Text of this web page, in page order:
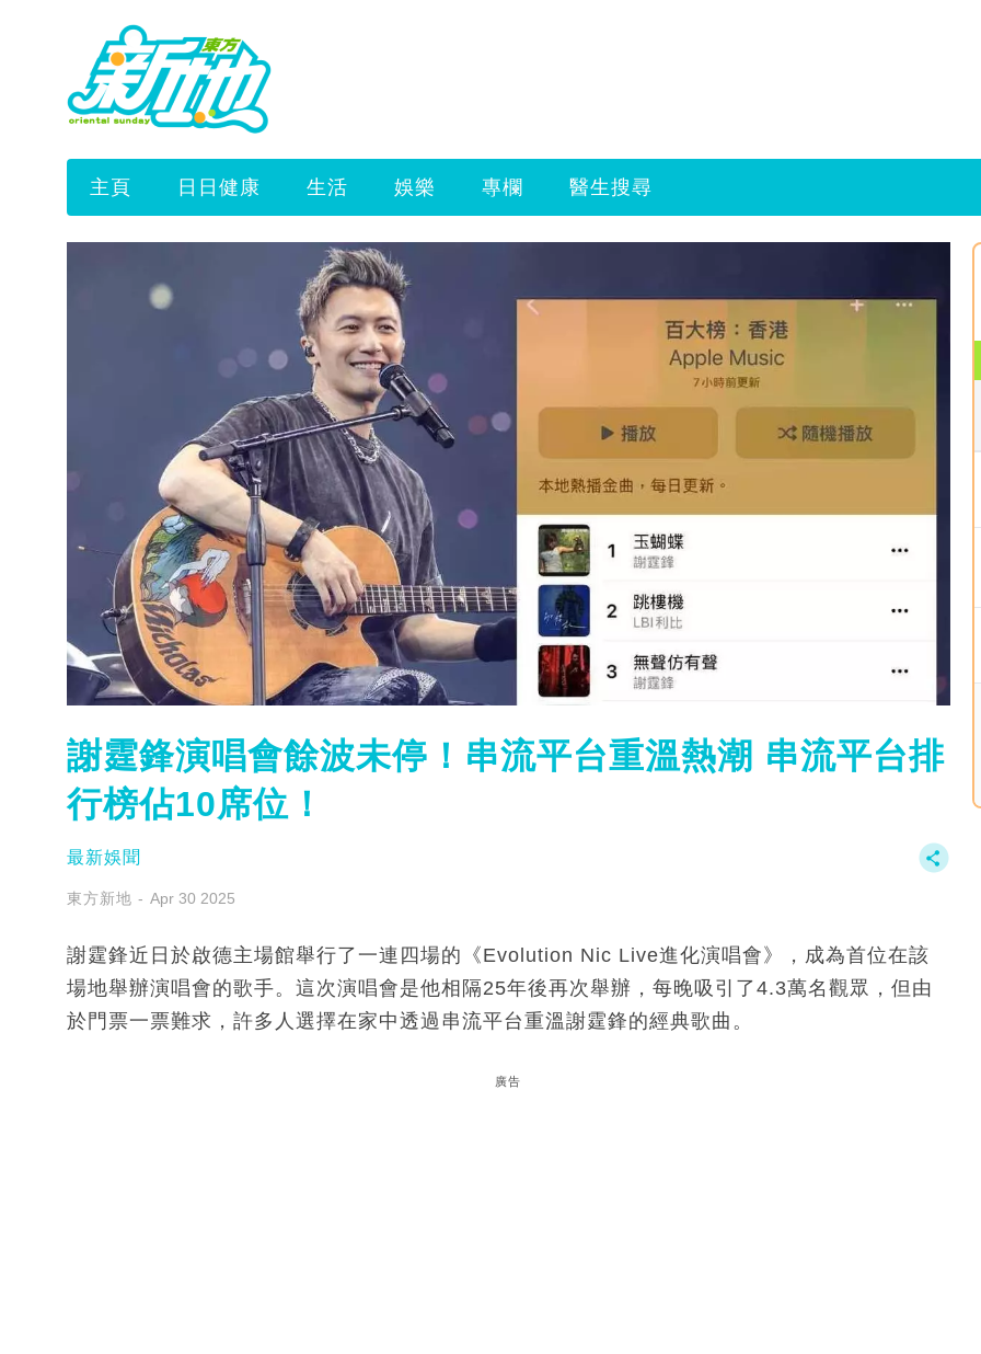
主頁 日日健康 生活 娛樂 專欄 醫生搜尋
謝霆鋒演唱會餘波未停！串流平台重溫熱潮 串流平台排
行榜佔10席位！
最新娛聞
東方新地 Apr 30 2025
謝霆鋒近日於啟德主場館舉行了一連四場的《Evolution Nic Live進化演唱會》，成為首位在該
場地舉辦演唱會的歌手。這次演唱會是他相隔25年後再次舉辦，每晚吸引了4.3萬名觀眾，但由
於門票一票難求，許多人選擇在家中透過串流平台重溫謝霆鋒的經典歌曲。
廣告